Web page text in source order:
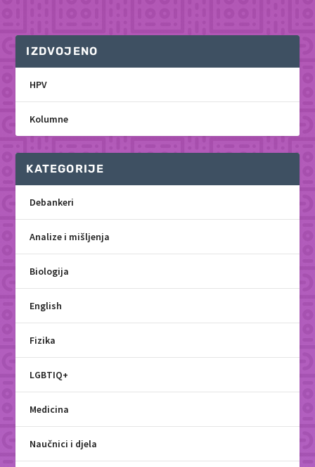
IZDVOJENO
HPV
Kolumne
KATEGORIJE
Debankeri
Analize i mišljenja
Biologija
English
Fizika
LGBTIQ+
Medicina
Naučnici i djela